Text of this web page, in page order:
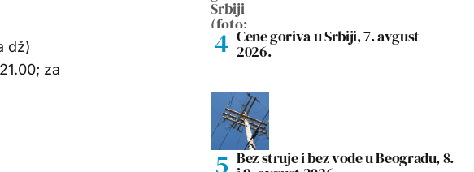
dž)
za
Cene goriva u Srbiji, 7. avgust
2026.
Bez struje i bez vode u Beogradu, 8.